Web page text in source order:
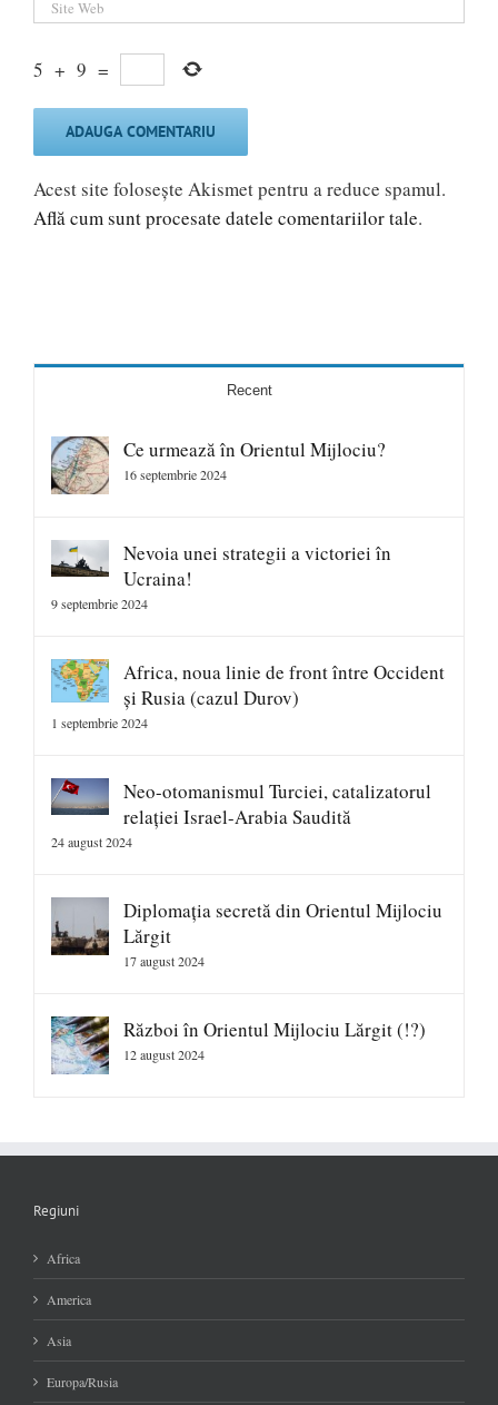
5 + 9 =
Acest site folosește Akismet pentru a reduce spamul.
Află cum sunt procesate datele comentariilor tale.
Recent
Ce urmează în Orientul Mijlociu?
16 septembrie 2024
Nevoia unei strategii a victoriei în
Ucraina!
9 septembrie 2024
Africa, noua linie de front între Occident
și Rusia (cazul Durov)
1 septembrie 2024
Neo-otomanismul Turciei, catalizatorul
relației Israel-Arabia Saudită
24 august 2024
Diplomația secretă din Orientul Mijlociu
Lărgit
17 august 2024
Război în Orientul Mijlociu Lărgit (!?)
12 august 2024
Regiuni
Africa
America
Asia
Europa/Rusia